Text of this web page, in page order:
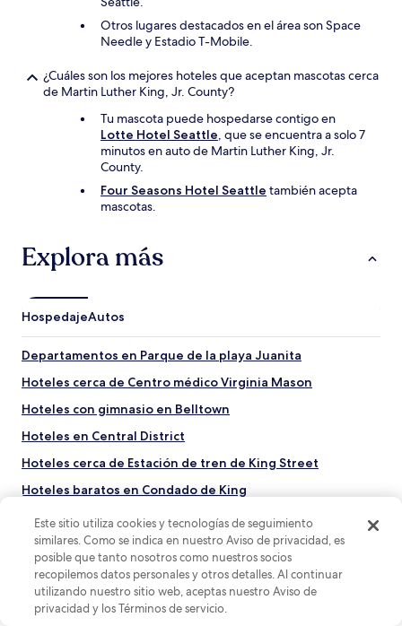
Otros lugares destacados en el área son Space
Needle y Estadio T-Mobile.
¿Cuáles son los mejores hoteles que aceptan mascotas cerca
de Martin Luther King, Jr. County?
Tu mascota puede hospedarse contigo en
Lotte Hotel Seattle, que se encuentra a solo 7
minutos en auto de Martin Luther King, Jr.
County.
Four Seasons Hotel Seattle también acepta
mascotas.
Explora más
HospedajeAutos
Departamentos en Parque de la playa Juanita
Hoteles cerca de Centro médico Virginia Mason
Hoteles con gimnasio en Belltown
Hoteles en Central District
Hoteles cerca de Estación de tren de King Street
Hoteles baratos en Condado de King
Hostales en Parque de playa Matthews
Apart-Hoteles en Seattle
Hoteles en Seattle
Hoteles familiares cerca de Distrito Financiero Central de
Seattle
Destinos principales
Este sitio utiliza cookies y tecnologías de seguimiento
similares. Como se indica en nuestro Aviso de privacidad, es
posible que tanto nosotros como nuestros socios
recopilemos datos personales y otros detalles. Al continuar
utilizando nuestro sitio web, aceptas nuestro Aviso de
privacidad y los Términos de servicio.